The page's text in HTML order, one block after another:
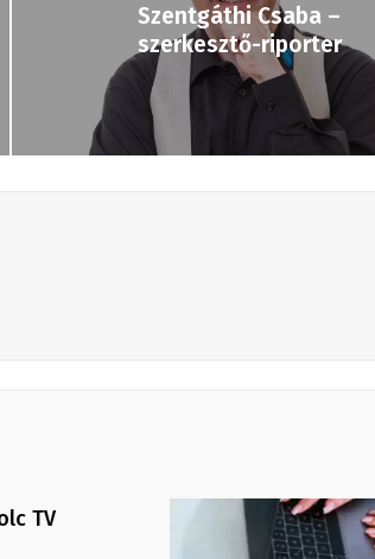
Szentgáthi Csaba –
szerkesztő-riporter
TV